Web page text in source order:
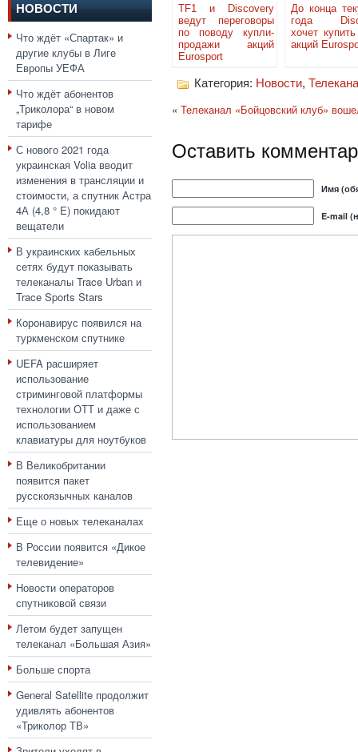
НОВОСТИ
Что ждёт «Спартак» и
другие клубы в Лиге
Европы УЕФА
Что ждёт абонентов
„Триколора“ в новом
тарифе
С нового 2021 года
украинская Volia вводит
изменения в трансляции и
стоимости, а спутник Астра
4А (4,8 ° E) покидают
вещатели
В украинских кабельных
сетях будут показывать
телеканалы Trace Urban и
Trace Sports Stars
Коронавирус появился на
туркменском спутнике
UEFA расширяет
использование
стриминговой платформы
технологии ОТТ и даже с
использованием
клавиатуры для ноутбуков
В Великобритании
появится пакет
русскоязычных каналов
Еще о новых телеканалах
В России появится «Дикое
телевидение»
Новости операторов
спутниковой связи
Летом будет запущен
телеканал «Большая Азия»
Больше спорта
General Satellite продолжит
удивлять абонентов
«Триколор ТВ»
TF1 и Discovery
ведут переговоры
по поводу купли-
продажи акций
Eurosport
До конца
года
хочет
акций
Категория: Новости,
« Телеканал «Бойцовский клуб»
Оставить
Имя
E-mail